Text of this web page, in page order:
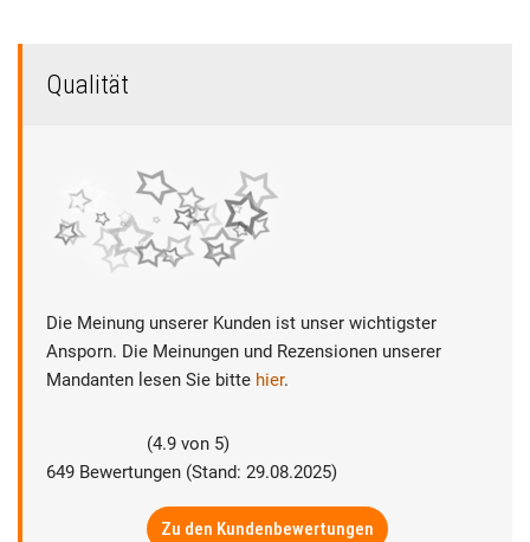
Qualität
Die Meinung unserer Kunden ist unser wichtigster
Ansporn. Die Meinungen und Rezensionen unserer
Mandanten lesen Sie bitte hier.
(4.9 von 5)
649 Bewertungen (Stand: 29.08.2025)
Zu den Kundenbewertungen